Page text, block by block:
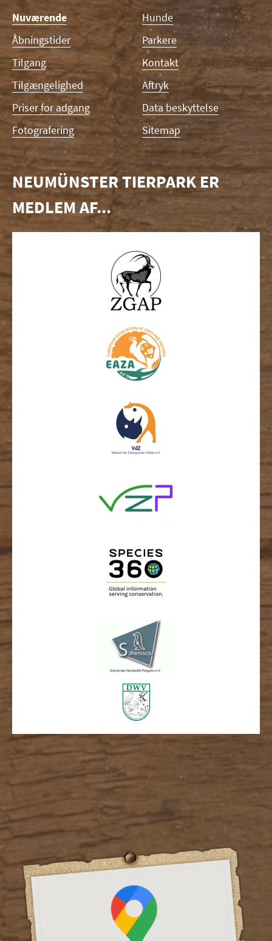
Skip
navigation
Nuværende
Åbningstider
Tilgang
Tilgængelighed
Priser for adgang
Fotografering
Hunde
Parkere
Kontakt
Aftryk
Data beskyttelse
Sitemap
NEUMÜNSTER TIERPARK ER
MEDLEM AF...